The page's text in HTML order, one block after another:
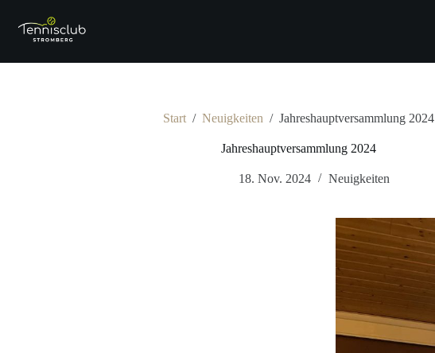
Inhalt
springen
Start / Neuigkeiten / Jahreshauptversammlung 2024
Jahreshauptversammlung 2024
18. Nov. 2024 Neuigkeiten